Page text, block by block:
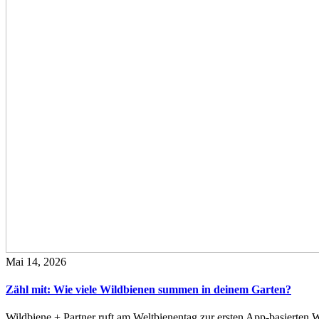
Mai 14, 2026
Zähl mit: Wie viele Wildbienen summen in deinem Garten?